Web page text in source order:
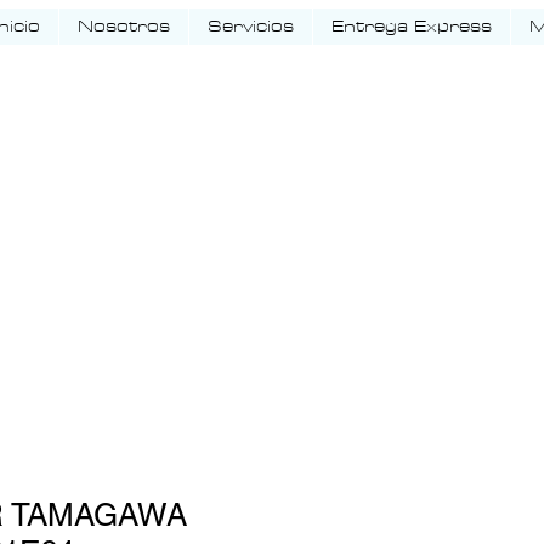
Nosotros Servicios Entrega Express
TAMAGAWA